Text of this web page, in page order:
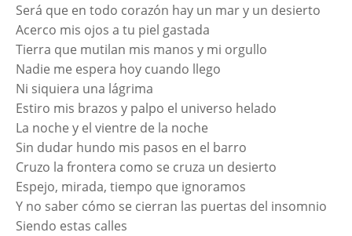
Será que en todo corazón hay un mar y un desierto
Acerco mis ojos a tu piel gastada
Tierra que mutilan mis manos y mi orgullo
Nadie me espera hoy cuando llego
Ni siquiera una lágrima
Estiro mis brazos y palpo el universo helado
La noche y el vientre de la noche
Sin dudar hundo mis pasos en el barro
Cruzo la frontera como se cruza un desierto
Espejo, mirada, tiempo que ignoramos
Y no saber cómo se cierran las puertas del insomnio
Siendo estas calles